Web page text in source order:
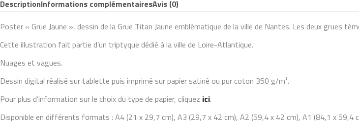
DescriptionInformations complémentairesAvis (0)
Poster « Grue Jaune », dessin de la Grue Titan Jaune emblématique de la ville de Nantes. Les deux grues
Cette illustration fait partie d’un triptyque dédié à la ville de Loire-Atlantique.
Nuages et vagues.
Dessin digital réalisé sur tablette puis imprimé sur papier satiné ou pur coton 350 g/m².
Pour plus d’information sur le choix du type de papier, cliquez ici.
Disponible en différents formats : A4 (21 x 29,7 cm), A3 (29,7 x 42 cm), A2 (59,4 x 42 cm), A1 (84,1 x 59,4